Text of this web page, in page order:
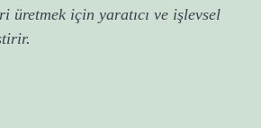
üretmek için yaratıcı ve işlevsel